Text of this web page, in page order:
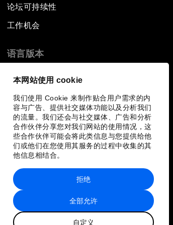
本网站使用 cookie
我们使用 Cookie 来制作贴合用户需求的内
容与广告、提供社交媒体功能以及分析我们
的流量。我们还会与社交媒体、广告和分析
合作伙伴分享您对我们网站的使用情况，这
些合作伙伴可能会将此类信息与您提供给他
们或他们在您使用其服务的过程中收集的其
他信息相结合。
全部允许
自定义
拒绝
论坛可持续性
工作机会
语言版本